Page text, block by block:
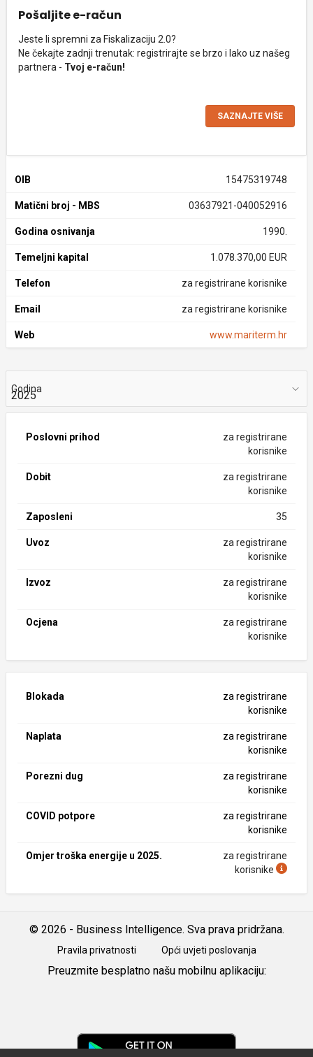
Pošaljite e-račun
Jeste li spremni za Fiskalizaciju 2.0?
Ne čekajte zadnji trenutak: registrirajte se brzo i lako uz našeg
partnera - Tvoj e-račun!
SAZNAJTE VIŠE
OIB 15475319748
Matični broj - MBS 03637921-040052916
Godina osnivanja 1990.
Temeljni kapital 1.078.370,00 EUR
Telefon za registrirane korisnike
Email za registrirane korisnike
Web www.mariterm.hr
Godina
Poslovni prihod
za registrirane
korisnike
Dobit
za registrirane
korisnike
Zaposleni 35
Uvoz
za registrirane
korisnike
Izvoz
za registrirane
korisnike
Ocjena
za registrirane
korisnike
Blokada
za registrirane
korisnike
Naplata
za registrirane
korisnike
Porezni dug
za registrirane
korisnike
COVID potpore
za registrirane
korisnike
Omjer troška energije u 2025.
za registrirane
korisnike
© 2026 - Business Intelligence. Sva prava pridržana.
Pravila privatnosti Opći uvjeti poslovanja
Preuzmite besplatno našu mobilnu aplikaciju: